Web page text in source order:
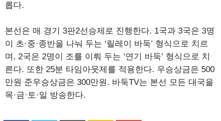
롭다.
본선은 매 경기 3판2선승제로 진행한다. 1국과 3국은 3명
이 초·중·종반을 나눠 두는 ‘릴레이 바둑’ 형식으로 치르
며, 2국은 2명이 조를 이뤄 두는 ‘연기 바둑’ 형식으로 치
른다. 또한 25분 타임아웃제를 적용한다. 우승상금은 500
만원 준우승상금은 300만원. 바둑TV는 본선 모든 대국을
목·금·토·일 방송한다.